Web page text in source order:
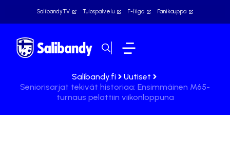
SalibandyTV Tulospalvelu F-liiga Fanikauppa
Salibandy.fi
Uutiset
Seniorisarjat tekivät historiaa: Ensimmäinen M65-
turnaus pelattiin viikonloppuna